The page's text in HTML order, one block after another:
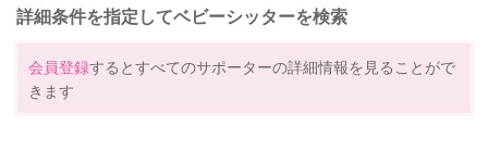
詳細条件を指定してベビーシッターを検索
会員登録するとすべてのサポーターの詳細情報を見ることがで
きます